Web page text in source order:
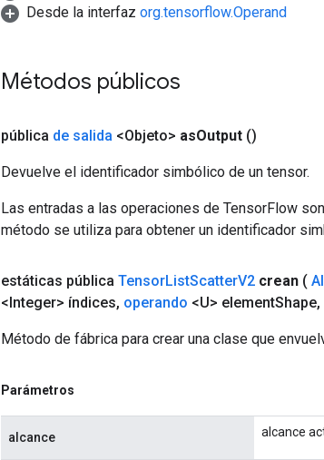
Desde la interfaz org.tensorflow.Operand
Métodos públicos
pública de salida <Objeto> asOutput ()
Devuelve el identificador simbólico de un tensor.
Las entradas a las operaciones de TensorFlow
método se utiliza para obtener un identificador
estáticas pública TensorListScatterV2 crean (
<Integer> índices, operando <U> elementShape,
Método de fábrica para crear una clase que
Parámetros
alcance alcance